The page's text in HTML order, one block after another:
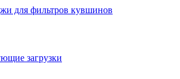
для фильтров кувшинов
загрузки